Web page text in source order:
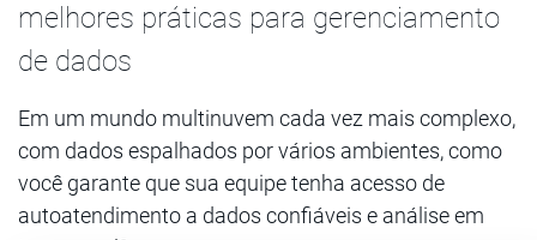
melhores práticas para gerenciamento
de dados
Em um mundo multinuvem cada vez mais complexo,
com dados espalhados por vários ambientes, como
você garante que sua equipe tenha acesso de
autoatendimento a dados confiáveis e análise em